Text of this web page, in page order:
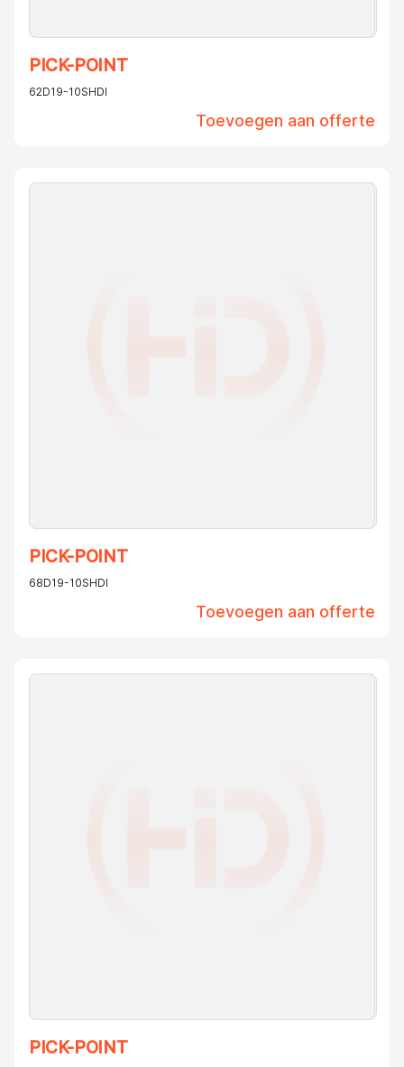
PICK-POINT
62D19-10SHDI
Toevoegen aan offerte
PICK-POINT
68D19-10SHDI
Toevoegen aan offerte
PICK-POINT